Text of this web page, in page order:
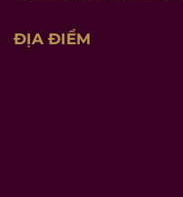
ĐỊA ĐIỂM